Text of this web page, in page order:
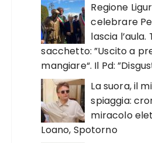
Regione
celebrare
lascia
sacchetto: ”Uscito a
mangiare“. Il Pd:
La suora, il
spiaggia:
miracolo
Loano, Spotorno